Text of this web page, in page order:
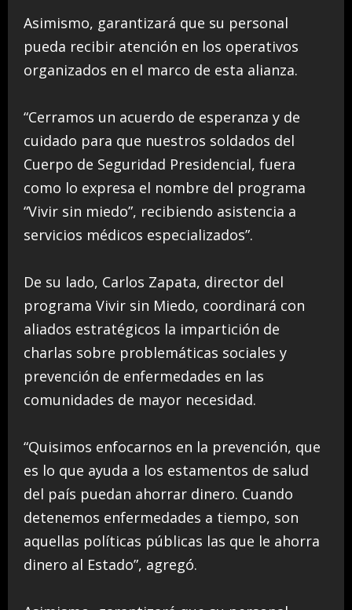
Asimismo, garantizará que su personal
pueda recibir atención en los operativos
organizados en el marco de esta alianza.
“Cerramos un acuerdo de esperanza y de
cuidado para que nuestros soldados del
Cuerpo de Seguridad Presidencial, fuera
como lo expresa el nombre del programa
“Vivir sin miedo”, recibiendo asistencia a
servicios médicos especializados”.
De su lado, Carlos Zapata, director del
programa Vivir sin Miedo, coordinará con
aliados estratégicos la impartición de
charlas sobre problemáticas sociales y
prevención de enfermedades en las
comunidades de mayor necesidad.
“Quisimos enfocarnos en la prevención, que
es lo que ayuda a los estamentos de salud
del país puedan ahorrar dinero. Cuando
detenemos enfermedades a tiempo, son
aquellas políticas públicas las que le ahorra
dinero al Estado”, agregó.